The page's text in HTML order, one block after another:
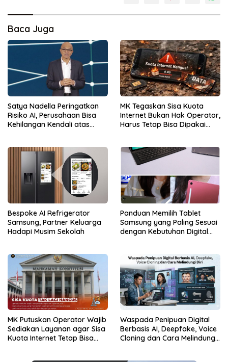
Baca Juga
Satya Nadella Peringatkan
Risiko AI, Perusahaan Bisa
Kehilangan Kendali atas
MK Tegaskan Sisa Kuota
Internet Bukan Hak Operator,
Harus Tetap Bisa Dipakai
Bespoke AI Refrigerator
Samsung, Partner Keluarga
Hadapi Musim Sekolah
Panduan Memilih Tablet
Samsung yang Paling Sesuai
dengan Kebutuhan Digital
MK Putuskan Operator Wajib
Sediakan Layanan agar Sisa
Kuota Internet Tetap Bisa
Waspada Penipuan Digital
Berbasis AI, Deepfake, Voice
Cloning dan Cara Melindungi